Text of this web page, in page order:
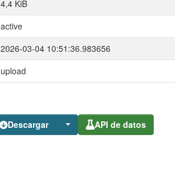
Descargar API de datos
4,4 KiB
active
2026-03-04 10:51:36.983656
upload